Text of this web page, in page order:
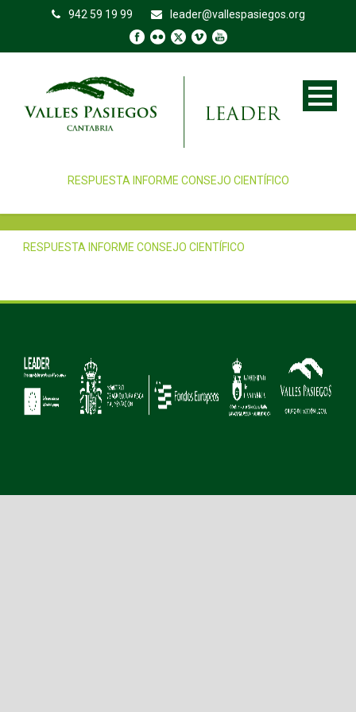
942 59 19 99 leader@vallespasiegos.org
RESPUESTA INFORME CONSEJO CIENTÍFICO
RESPUESTA INFORME CONSEJO CIENTÍFICO